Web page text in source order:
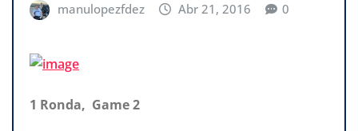
manulopezfdez Abr 21, 2016 0
1 Ronda, Game 2